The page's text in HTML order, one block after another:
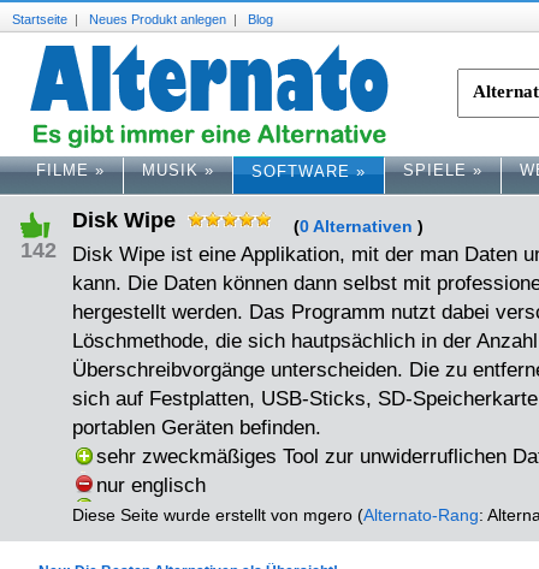
Startseite | Neues Produkt anlegen | Blog
FILME» MUSIK» SOFTWARE» SPIELE»
142
Disk Wipe (0 Alternativen )
Disk Wipe ist eine Applikation, mit der man Daten
kann. Die Daten können dann selbst mit
hergestellt werden. Das Programm nutzt dabei
Löschmethode, die sich hautpsächlich in der
Überschreibvorgänge unterscheiden. Die zu
sich auf Festplatten, USB-Sticks, SD-
portablen Geräten befinden.
sehr zweckmäßiges Tool zur unwiderruflichen
nur englisch
Diese Seite wurde erstellt von mgero (Alternato-Rang: